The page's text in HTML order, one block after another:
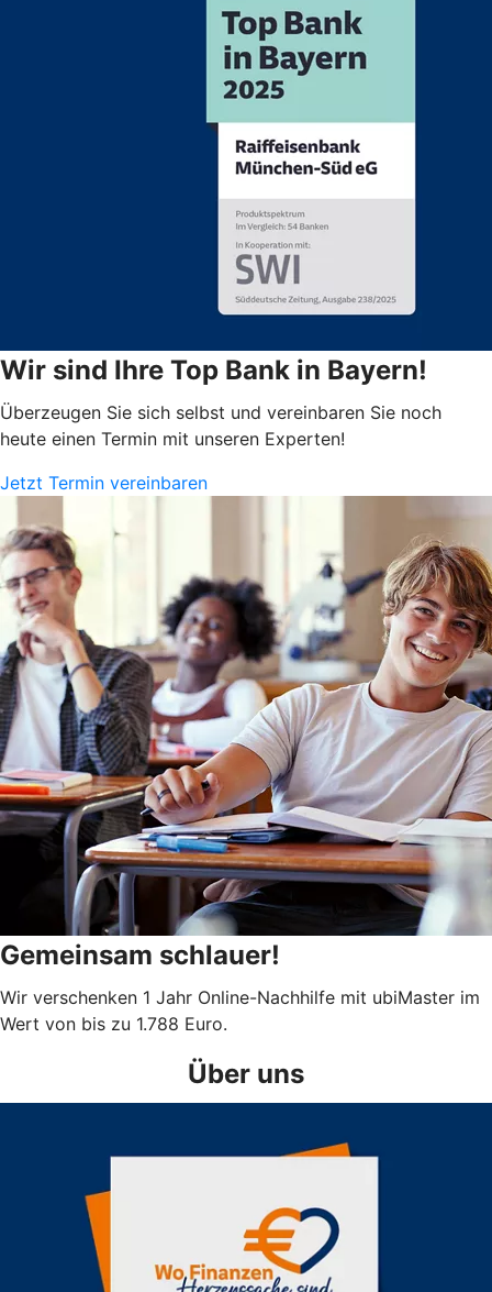
Wir sind Ihre Top Bank in Bayern!
Überzeugen Sie sich selbst und vereinbaren Sie noch
heute einen Termin mit unseren Experten!
Jetzt Termin vereinbaren
Gemeinsam schlauer!
Wir verschenken 1 Jahr Online-Nachhilfe mit ubiMaster im
Wert von bis zu 1.788 Euro.
Über uns